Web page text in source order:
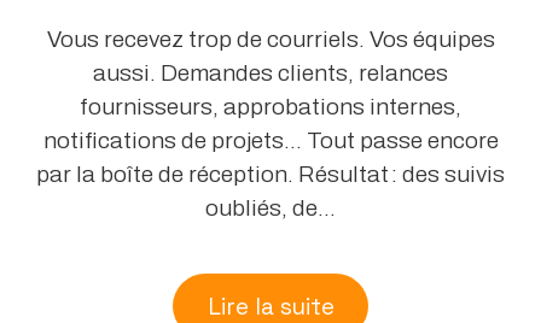
Vous recevez trop de courriels. Vos équipes
aussi. Demandes clients, relances
fournisseurs, approbations internes,
notifications de projets… Tout passe encore
par la boîte de réception. Résultat : des suivis
oubliés, de...
Lire la suite